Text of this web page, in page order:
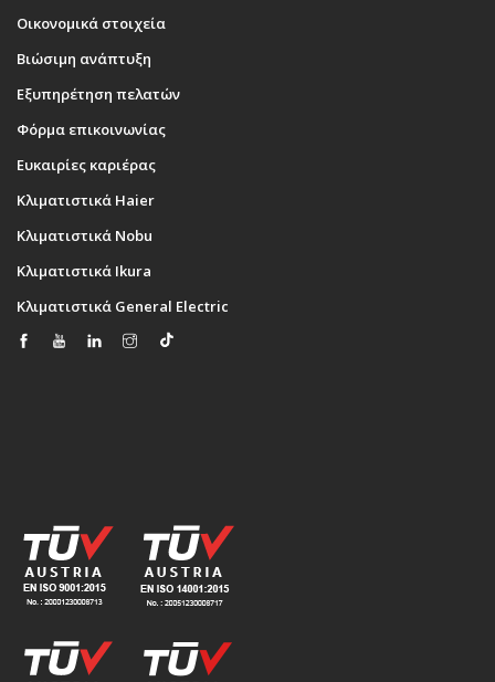
Οικονομικά στοιχεία
Βιώσιμη ανάπτυξη
Εξυπηρέτηση πελατών
Φόρμα επικοινωνίας
Ευκαιρίες καριέρας
Κλιματιστικά Haier
Κλιματιστικά Nobu
Κλιματιστικά Ikura
Κλιματιστικά General Electric